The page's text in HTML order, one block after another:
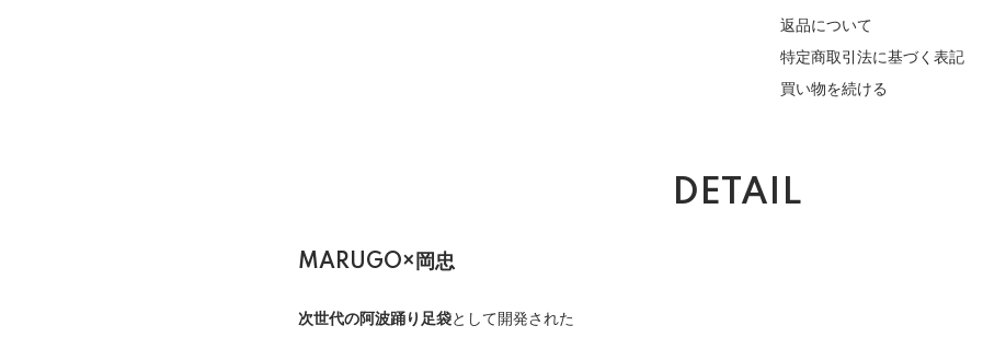
返品について
特定商取引法に基づく表記
買い物を続ける
DETAIL
MARUGO×岡忠
次世代の阿波踊り足袋として開発された